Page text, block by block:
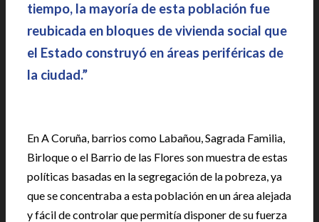
tiempo, la mayoría de esta población fue
reubicada en bloques de vivienda social que
el Estado construyó en áreas periféricas de
la ciudad.”
En A Coruña, barrios como Labañou, Sagrada Familia,
Birloque o el Barrio de las Flores son muestra de estas
políticas basadas en la segregación de la pobreza, ya
que se concentraba a esta población en un área alejada
y fácil de controlar que permitía disponer de su fuerza